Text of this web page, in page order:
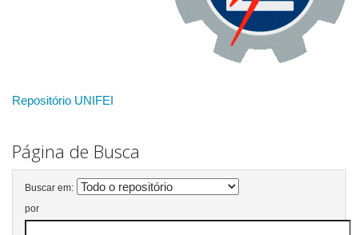
Repositório UNIFEI
Página de Busca
Buscar em:
por